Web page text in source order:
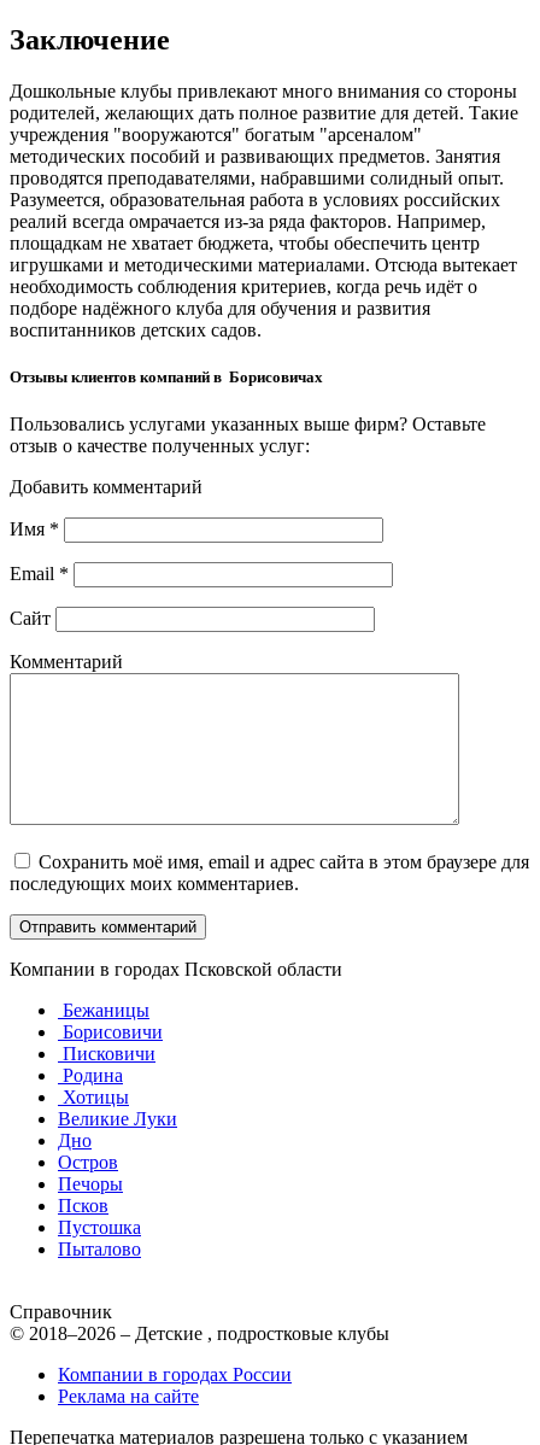
Заключение
Дошкольные клубы привлекают много внимания со стороны
родителей, желающих дать полное развитие для детей. Такие
учреждения "вооружаются" богатым "арсеналом"
методических пособий и развивающих предметов. Занятия
проводятся преподавателями, набравшими солидный опыт.
Разумеется, образовательная работа в условиях российских
реалий всегда омрачается из-за ряда факторов. Например,
площадкам не хватает бюджета, чтобы обеспечить центр
игрушками и методическими материалами. Отсюда вытекает
необходимость соблюдения критериев, когда речь идёт о
подборе надёжного клуба для обучения и развития
воспитанников детских садов.
Отзывы клиентов компаний в Борисовичах
Пользовались услугами указанных выше фирм? Оставьте
отзыв о качестве полученных услуг:
Добавить комментарий
Имя *
Email *
Сайт
Комментарий
Сохранить моё имя, email и адрес сайта в этом браузере для
последующих моих комментариев.
Компании в городах Псковской области
Бежаницы
Борисовичи
Писковичи
Родина
Хотицы
Великие Луки
Дно
Остров
Печоры
Псков
Пустошка
Пыталово
Справочник
© 2018–2026 – Детские , подростковые клубы
Компании в городах России
Реклама на сайте
Перепечатка материалов разрешена только с указанием